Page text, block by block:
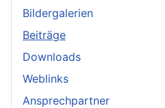
Bildergalerien
Beiträge
Downloads
Weblinks
Ansprechpartner